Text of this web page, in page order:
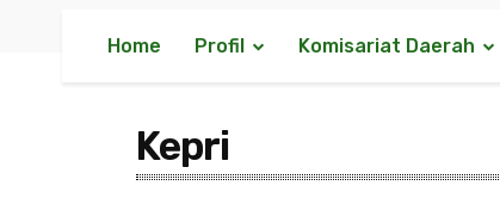
Home Profil Komisariat Daerah
Kepri